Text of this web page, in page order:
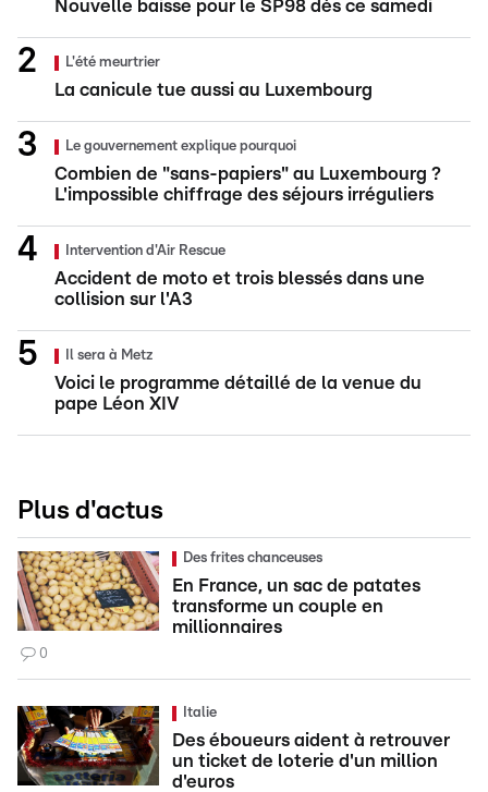
Nouvelle baisse pour le SP98 dès ce samedi
L'été meurtrier
La canicule tue aussi au Luxembourg
Le gouvernement explique pourquoi
Combien de "sans-papiers" au Luxembourg ?
L'impossible chiffrage des séjours irréguliers
Intervention d'Air Rescue
Accident de moto et trois blessés dans une
collision sur l'A3
Il sera à Metz
Voici le programme détaillé de la venue du
pape Léon XIV
Plus d'actus
Des frites chanceuses
En France, un sac de patates
transforme un couple en
millionnaires
0
Italie
Des éboueurs aident à retrouver
un ticket de loterie d'un million
d'euros